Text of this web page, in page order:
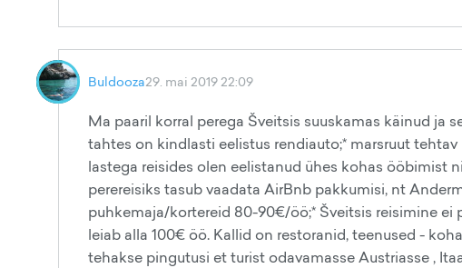
Buldooza29. mai 2019 22:09
Ma paaril korral perega Šveitsis suuskamas käinud ja
tahtes on kindlasti eelistus rendiauto;* marsruut
lastega reisides olen eelistanud ühes kohas ööbimist
perereisiks tasub vaadata AirBnb pakkumisi, nt
puhkemaja/kortereid 80-90€/öö;* Šveitsis reisimine
leiab alla 100€ öö. Kallid on restoranid, teenused -
tehakse pingutusi et turist odavamasse Austriasse ,